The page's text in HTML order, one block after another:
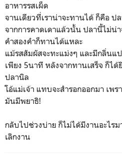
อาหารรสเผ็ด
จานเดียวที่เราน่าจะทานได้ ก็คือ ป
จากการคาดเดาแล้วนั้น ปลานี้ไม่น่
คำสองคำก็ทานได้แหละ
แม้รสสัมผัสจะทะแม่งๆ และมีกลิ่นแ
เพียง 5นาที หลังจากทานเสร็จ ก็ไ
ปลานิล
โอ้แม่เจ้า แทบจะสำรอกออกมา เพ
มันมีพยาธิ!
กลับไปช่วงบ่าย ก็ไม่ได้มีงานอะไรม
เลิกงาน